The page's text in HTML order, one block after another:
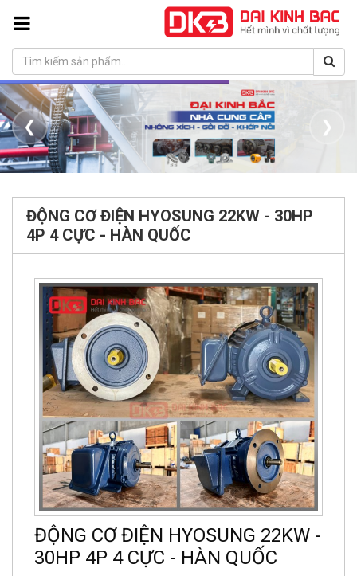
❮ ❯
ĐỘNG CƠ ĐIỆN HYOSUNG 22KW - 30HP
4P 4 CỰC - HÀN QUỐC
ĐỘNG CƠ ĐIỆN HYOSUNG 22KW -
30HP 4P 4 CỰC - HÀN QUỐC